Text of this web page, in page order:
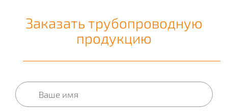
Заказать трубопроводную
продукцию